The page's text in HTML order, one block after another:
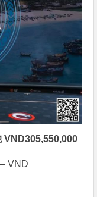
VND305,550,000
VND